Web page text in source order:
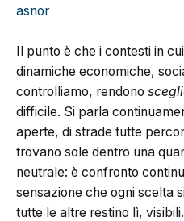
Il punto è che i contesti in
dinamiche economiche,
controlliamo, rendono
difficile. Si parla
aperte, di strade tutte
trovano sole dentro una
neutrale: è confronto
sensazione che ogni scelta
tutte le altre restino lì, visibili.